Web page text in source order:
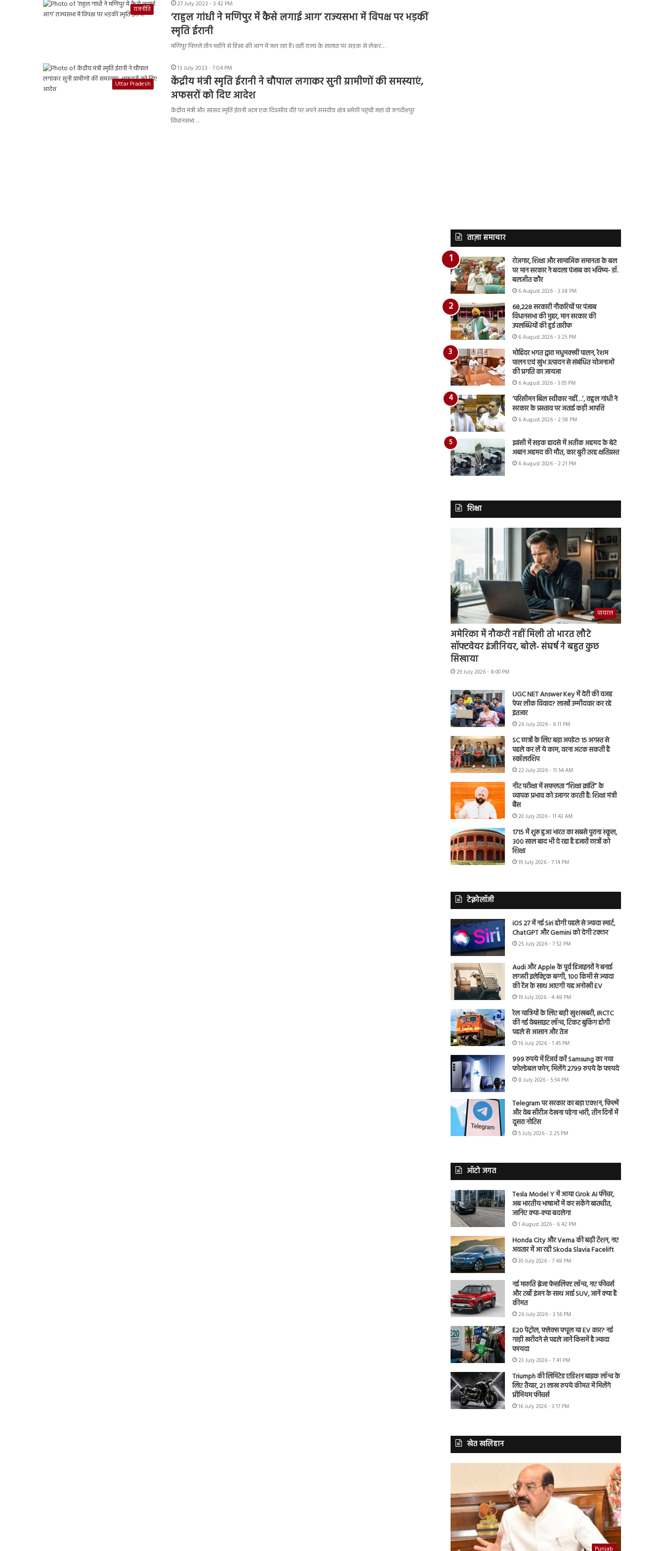
राजनीति
27 July 2023 - 3:42 PM
‘राहुल गांधी ने मणिपुर में कैसे लगाई आग’ राज्यसभा में विपक्ष पर भड़कीं
स्मृति ईरानी
मणिपुर पिछले तीन महीने से हिंसा की आग में जल रहा है। वहीं राज्य के हालात पर सड़क से लेकर…
Uttar Pradesh
13 July 2023 - 7:04 PM
केंद्रीय मंत्री स्मृति ईरानी ने चौपाल लगाकर सुनी ग्रामीणों की समस्याएं,
अफसरों को दिए आदेश
केंद्रीय मंत्री और सांसद स्मृति ईरानी आज एक दिवसीय दौरे पर अपने संसदीय क्षेत्र अमेठी पहुंची जहां वो जगदीशपुर
विधानसभा…
ताज़ा समाचार
रोज़गार, शिक्षा और सामाजिक समानता के बल
पर मान सरकार ने बदला पंजाब का भविष्य- डॉ.
बलजीत कौर
6 August 2026 - 3:38 PM
68,228 सरकारी नौकरियों पर पंजाब
विधानसभा की मुहर, मान सरकार की
उपलब्धियों की हुई तारीफ
6 August 2026 - 3:25 PM
मोहिंदर भगत द्वारा मधुमक्खी पालन, रेशम
पालन एवं खुंभ उत्पादन से संबंधित योजनाओं
की प्रगति का जायजा
6 August 2026 - 3:05 PM
‘परिसीमन बिल स्वीकार नहीं…’, राहुल गांधी ने
सरकार के प्रस्ताव पर जताई कड़ी आपत्ति
6 August 2026 - 2:58 PM
झांसी में सड़क हादसे में अतीक अहमद के बेटे
अबान अहमद की मौत, कार बुरी तरह क्षतिग्रस्त
6 August 2026 - 2:21 PM
शिक्षा
वायरल
अमेरिका में नौकरी नहीं मिली तो भारत लौटे
सॉफ्टवेयर इंजीनियर, बोले- संघर्ष ने बहुत कुछ
सिखाया
29 July 2026 - 8:00 PM
UGC NET Answer Key में देरी की वजह
पेपर लीक विवाद? लाखों उम्मीदवार कर रहे
इंतजार
26 July 2026 - 6:11 PM
SC छात्रों के लिए बड़ा अपडेट! 15 अगस्त से
पहले कर लें ये काम, वरना अटक सकती है
स्कॉलरशिप
22 July 2026 - 11:54 AM
नीट परीक्षा में सफलता “शिक्षा क्रांति” के
व्यापक प्रभाव को उजागर करती है: शिक्षा मंत्री
बैंस
20 July 2026 - 11:43 AM
1715 में शुरू हुआ भारत का सबसे पुराना स्कूल,
300 साल बाद भी दे रहा है हजारों छात्रों को
शिक्षा
19 July 2026 - 7:14 PM
टेक्नोलॉजी
iOS 27 में नई Siri होगी पहले से ज्यादा स्मार्ट,
ChatGPT और Gemini को देगी टक्कर
25 July 2026 - 7:52 PM
Audi और Apple के पूर्व डिजाइनरों ने बनाई
लग्जरी इलेक्ट्रिक बग्गी, 100 किमी से ज्यादा
की रेंज के साथ आएगी यह अनोखी EV
19 July 2026 - 4:48 PM
रेल यात्रियों के लिए बड़ी खुशखबरी, IRCTC
की नई वेबसाइट लॉन्च, टिकट बुकिंग होगी
पहले से आसान और तेज
16 July 2026 - 1:45 PM
999 रुपये में रिजर्व करें Samsung का नया
फोल्डेबल फोन, मिलेंगे 2799 रुपये के फायदे
8 July 2026 - 5:54 PM
Telegram पर सरकार का बड़ा एक्शन, फिल्में
और वेब सीरीज देखना पड़ेगा भारी, तीन दिनों में
दूसरा नोटिस
5 July 2026 - 2:25 PM
ऑटो जगत
Tesla Model Y में आया Grok AI फीचर,
अब भारतीय भाषाओं में कर सकेंगे बातचीत,
जानिए क्या-क्या बदलेगा
1 August 2026 - 6:42 PM
Honda City और Verna की बढ़ी टेंशन, नए
अवतार में आ रही Skoda Slavia Facelift
30 July 2026 - 7:48 PM
नई मारुति ब्रेजा फेसलिफ्ट लॉन्च, नए फीचर्स
और टर्बो इंजन के साथ आई SUV, जानें क्या है
कीमत
26 July 2026 - 3:56 PM
E20 पेट्रोल, फ्लेक्स फ्यूल या EV कार? नई
गाड़ी खरीदने से पहले जानें किसमें है ज्यादा
फायदा
23 July 2026 - 7:41 PM
Triumph की लिमिटेड एडिशन बाइक लॉन्च के
लिए तैयार, 21 लाख रुपये कीमत में मिलेंगे
प्रीमियम फीचर्स
16 July 2026 - 3:17 PM
खेत खलिहान
Punjab